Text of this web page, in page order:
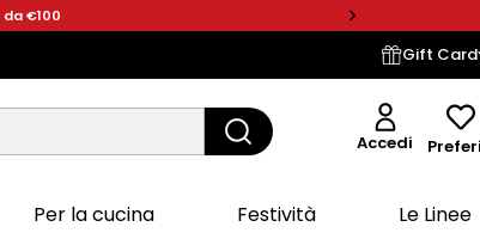
€100
Gift Card
Accedi
Per la cucina Festività Le Linee